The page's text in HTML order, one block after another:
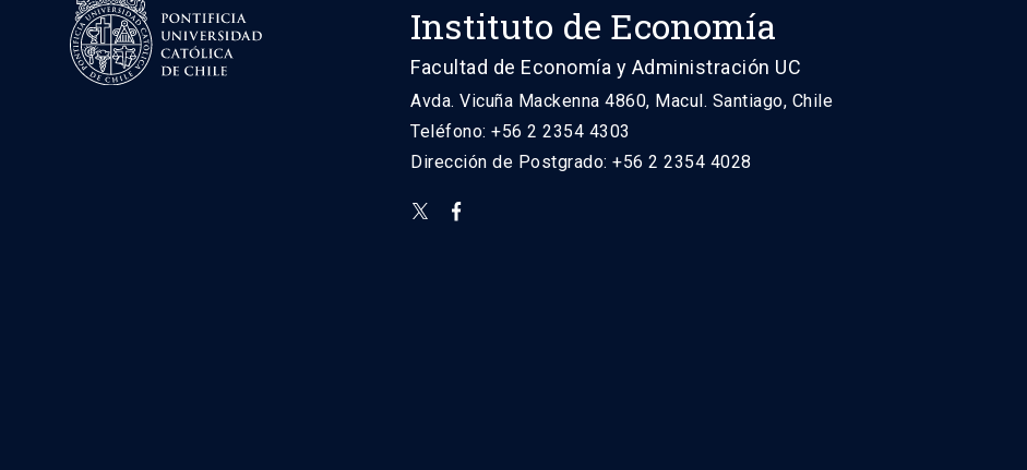
Instituto de Economía
Facultad de Economía y Administración UC
Avda. Vicuña Mackenna 4860, Macul. Santiago, Chile
Teléfono: +56 2 2354 4303
Dirección de Postgrado: +56 2 2354 4028